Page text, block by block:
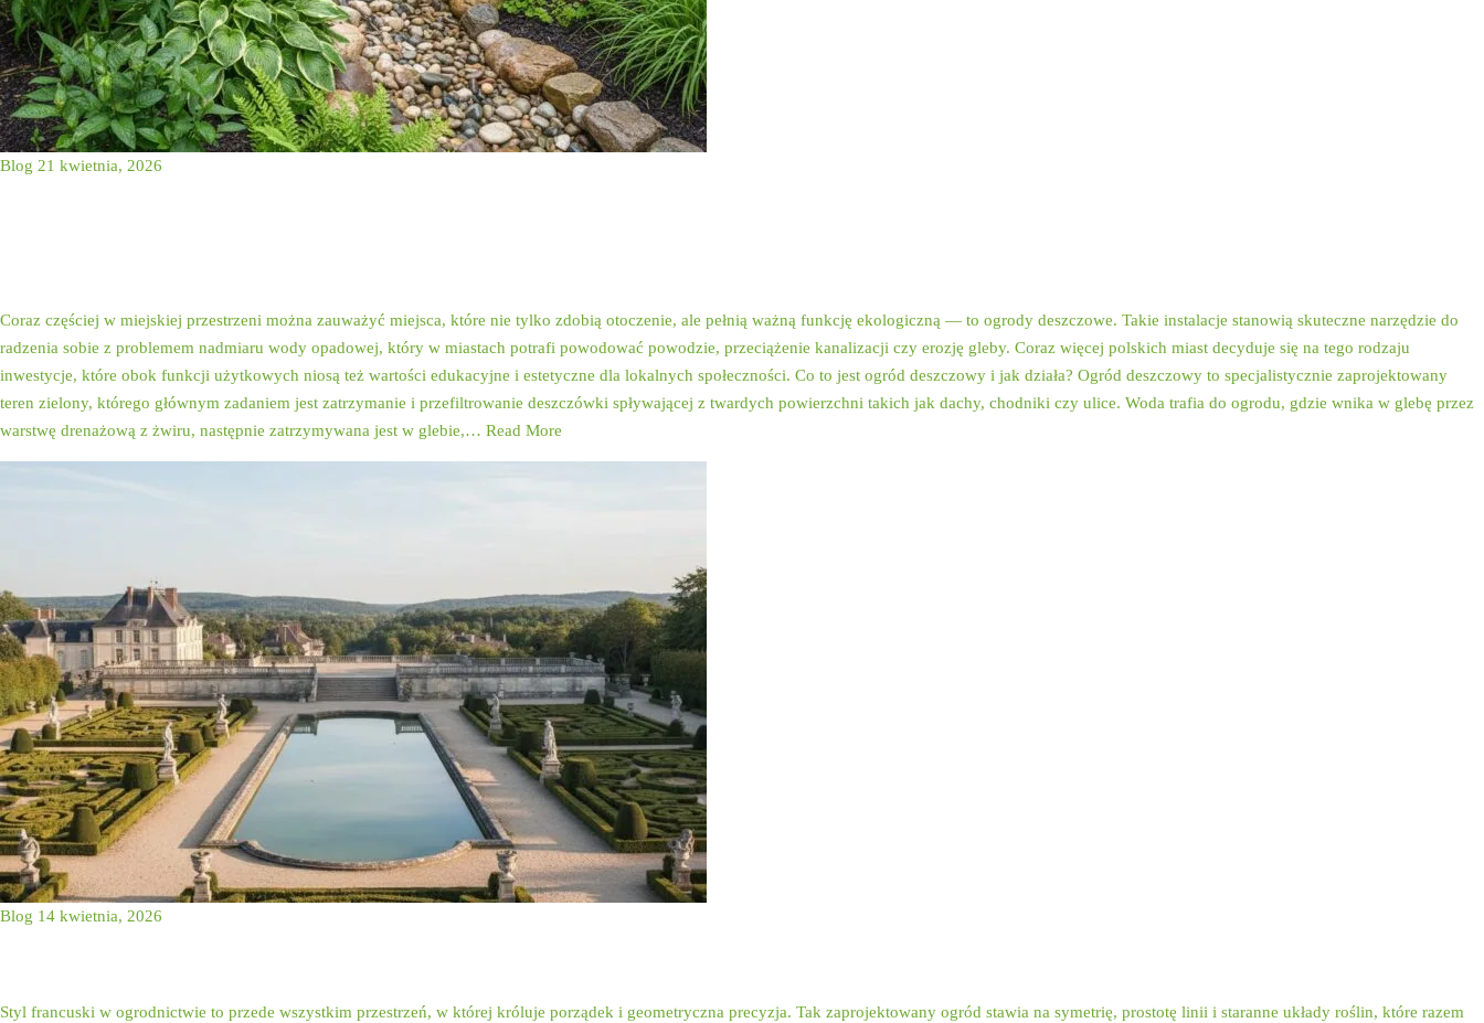
Blog 21 kwietnia, 2026
Coraz częściej w miejskiej przestrzeni można zauważyć miejsca, które nie tylko zdobią otoczenie, ale pełnią ważną funkcję ekologiczną — to ogrody deszczowe. Takie instalacje stanowią skuteczne narzędzie do
radzenia sobie z problemem nadmiaru wody opadowej, który w miastach potrafi powodować powodzie, przeciążenie kanalizacji czy erozję gleby. Coraz więcej polskich miast decyduje się na tego rodzaju
inwestycje, które obok funkcji użytkowych niosą też wartości edukacyjne i estetyczne dla lokalnych społeczności. Co to jest ogród deszczowy i jak działa? Ogród deszczowy to specjalistycznie zaprojektowany
teren zielony, którego głównym zadaniem jest zatrzymanie i przefiltrowanie deszczówki spływającej z twardych powierzchni takich jak dachy, chodniki czy ulice. Woda trafia do ogrodu, gdzie wnika w glebę przez
warstwę drenażową z żwiru, następnie zatrzymywana jest w glebie,… Read More
Blog 14 kwietnia, 2026
Styl francuski w ogrodnictwie to przede wszystkim przestrzeń, w której króluje porządek i geometryczna precyzja. Tak zaprojektowany ogród stawia na symetrię, prostotę linii i staranne układy roślin, które razem